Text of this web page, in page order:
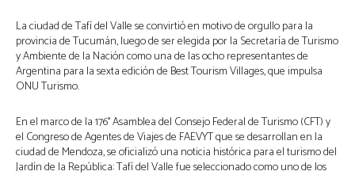
La ciudad de Tafí del Valle se convirtió en motivo de orgullo para la
provincia de Tucumán, luego de ser elegida por la Secretaría de Turismo
y Ambiente de la Nación como una de las ocho representantes de
Argentina para la sexta edición de Best Tourism Villages, que impulsa
ONU Turismo.
En el marco de la 176° Asamblea del Consejo Federal de Turismo (CFT) y
el Congreso de Agentes de Viajes de FAEVYT que se desarrollan en la
ciudad de Mendoza, se oficializó una noticia histórica para el turismo del
Jardín de la República: Tafí del Valle fue seleccionado como uno de los